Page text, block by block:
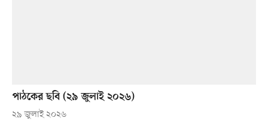
পাঠকের ছবি (২৯ জুলাই ২০২৬)
২৯ জুলাই ২০২৬